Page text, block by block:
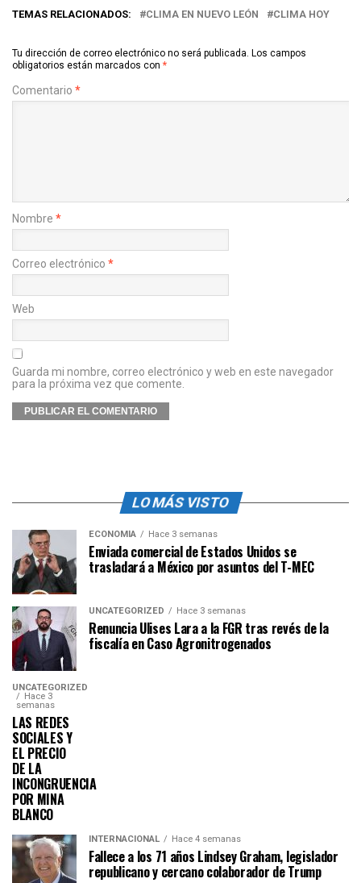
TEMAS RELACIONADOS: CLIMA EN NUEVO LEÓN CLIMA HOY
Tu dirección de correo electrónico no será publicada. Los campos
obligatorios están marcados con *
Comentario *
Nombre *
Correo electrónico *
Web
Guarda mi nombre, correo electrónico y web en este navegador
para la próxima vez que comente.
LO MÁS VISTO
ECONOMÍA Hace 3 semanas
Enviada comercial de Estados Unidos se
trasladará a México por asuntos del T-MEC
UNCATEGORIZED Hace 3 semanas
Renuncia Ulises Lara a la FGR tras revés de la
fiscalía en Caso Agronitrogenados
UNCATEGORIZED
Hace 3
semanas
LAS REDES
SOCIALES Y
EL PRECIO
DE LA
INCONGRUENCIA
POR MINA
BLANCO
INTERNACIONAL Hace 4 semanas
Fallece a los 71 años Lindsey Graham, legislador
republicano y cercano colaborador de Trump